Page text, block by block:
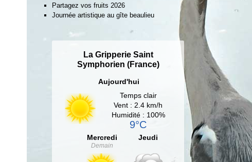
Partagez vos fruits 2026
Journée artistique au gîte beaulieu
La Gripperie Saint
Symphorien (France)
Aujourd'hui
Temps clair
Vent : 2.4 km/h
Humidité : 100%
9°C
Mercredi
Demain
Jeudi